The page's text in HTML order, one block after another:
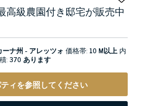
高級農園付き邸宅が販売中
ーナ州 - アレッツォ 価格帯: 10 M以上 内
:370 あります
ィを参照してください